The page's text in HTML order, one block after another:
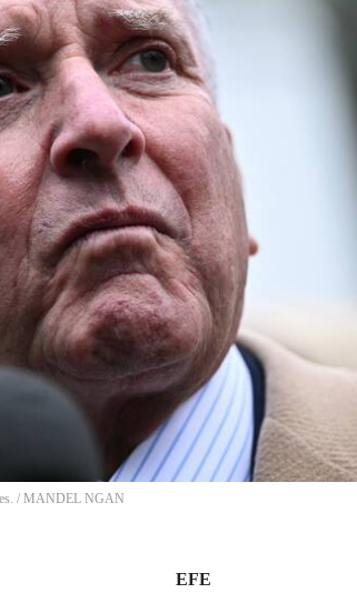
/ MANDEL NGAN
EFE